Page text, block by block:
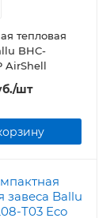
тепловая
BHC-
AirShell
/шт